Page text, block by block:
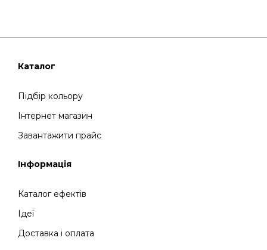
Каталог
Підбір кольору
Інтернет магазин
Завантажити прайс
Інформація
Каталог ефектів
Ідеї
Доставка і оплата